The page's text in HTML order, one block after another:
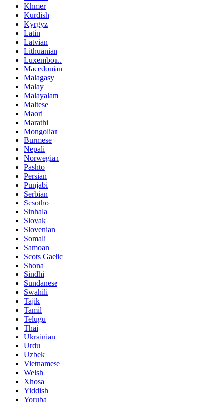
Khmer
Kurdish
Kyrgyz
Latin
Latvian
Lithuanian
Luxembou..
Macedonian
Malagasy
Malay
Malayalam
Maltese
Maori
Marathi
Mongolian
Burmese
Nepali
Norwegian
Pashto
Persian
Punjabi
Serbian
Sesotho
Sinhala
Slovak
Slovenian
Somali
Samoan
Scots Gaelic
Shona
Sindhi
Sundanese
Swahili
Tajik
Tamil
Telugu
Thai
Ukrainian
Urdu
Uzbek
Vietnamese
Welsh
Xhosa
Yiddish
Yoruba